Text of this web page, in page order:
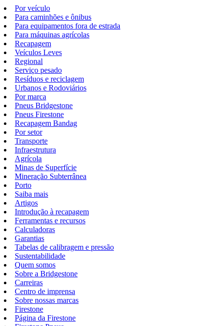
Por veículo
Para caminhões e ônibus
Para equipamentos fora de estrada
Para máquinas agrícolas
Recapagem
Veículos Leves
Regional
Serviço pesado
Resíduos e reciclagem
Urbanos e Rodoviários
Por marca
Pneus Bridgestone
Pneus Firestone
Recapagem Bandag
Por setor
Transporte
Infraestrutura
Agrícola
Minas de Superfície
Mineração Subterrânea
Porto
Saiba mais
Artigos
Introdução à recapagem
Ferramentas e recursos
Calculadoras
Garantias
Tabelas de calibragem e pressão
Sustentabilidade
Quem somos
Sobre a Bridgestone
Carreiras
Centro de imprensa
Sobre nossas marcas
Firestone
Página da Firestone